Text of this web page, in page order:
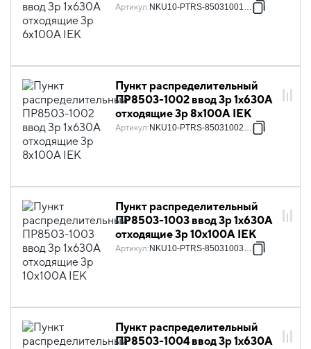
Артикул: NKU10-PTRS-85031001-01
Пункт распределительный
ПР8503-1002 ввод 3p 1х630А
отходящие 3p 8х100А IEK
Артикул: NKU10-PTRS-85031002-01
Пункт распределительный
ПР8503-1003 ввод 3p 1х630А
отходящие 3p 10х100А IEK
Артикул: NKU10-PTRS-85031003-01
Пункт распределительный
ПР8503-1004 ввод 3p 1х630А